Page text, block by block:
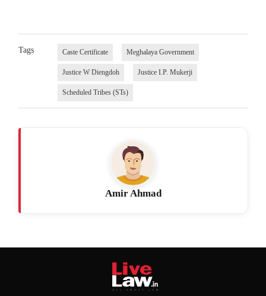
Tags Caste Certificate Meghalaya Government
Justice W Diengdoh Justice I.P. Mukerji
Scheduled Tribes (STs)
Amir Ahmad